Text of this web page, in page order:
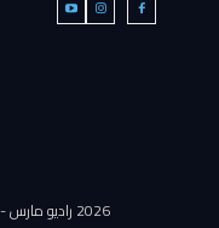
2026 راديو مارس - الإذاعة الرياضية رقم واحد في المغرب